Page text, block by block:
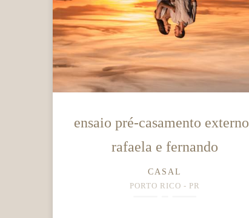
ensaio pré-casamento externo |
rafaela e fernando
CASAL
PORTO RICO - PR